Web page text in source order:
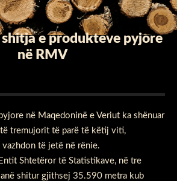
shitja e produkteve pyjore
në RMV
në Maqedoninë e Veriut ka shënuar
tremujorit të parë të këtij viti,
të jetë në rënie.
Shtetëror të Statistikave, në tre
shitur gjithsej 35.590 metra kub